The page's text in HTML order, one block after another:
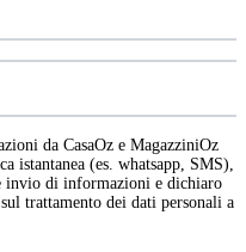
da CasaOz e MagazziniOz
istantanea (es. whatsapp, SMS),
invio di informazioni e dichiaro
trattamento dei dati personali a